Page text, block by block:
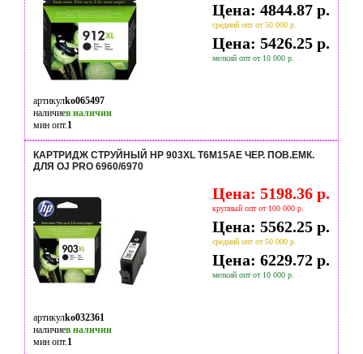
Цена: 4844.87 р.
средний опт от 50 000 р.
Цена: 5426.25 р.
мелкий опт от 10 000 р.
артикулko065497
наличиев наличии
мин опт.1
КАРТРИДЖ СТРУЙНЫЙ HP 903XL T6M15AE ЧЕР. ПОВ.ЕМК.
ДЛЯ OJ PRO 6960/6970
Цена: 5198.36 р.
крупный опт от 100 000 р.
Цена: 5562.25 р.
средний опт от 50 000 р.
Цена: 6229.72 р.
мелкий опт от 10 000 р.
артикулko032361
наличиев наличии
мин опт.1